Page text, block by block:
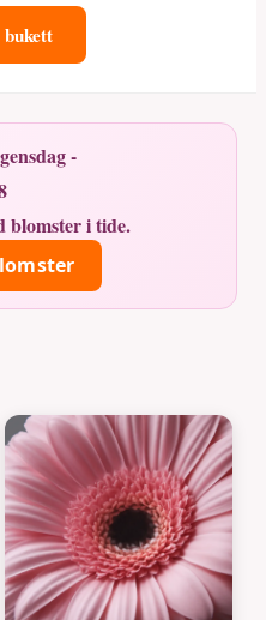
bukett
-
blomster i tide.